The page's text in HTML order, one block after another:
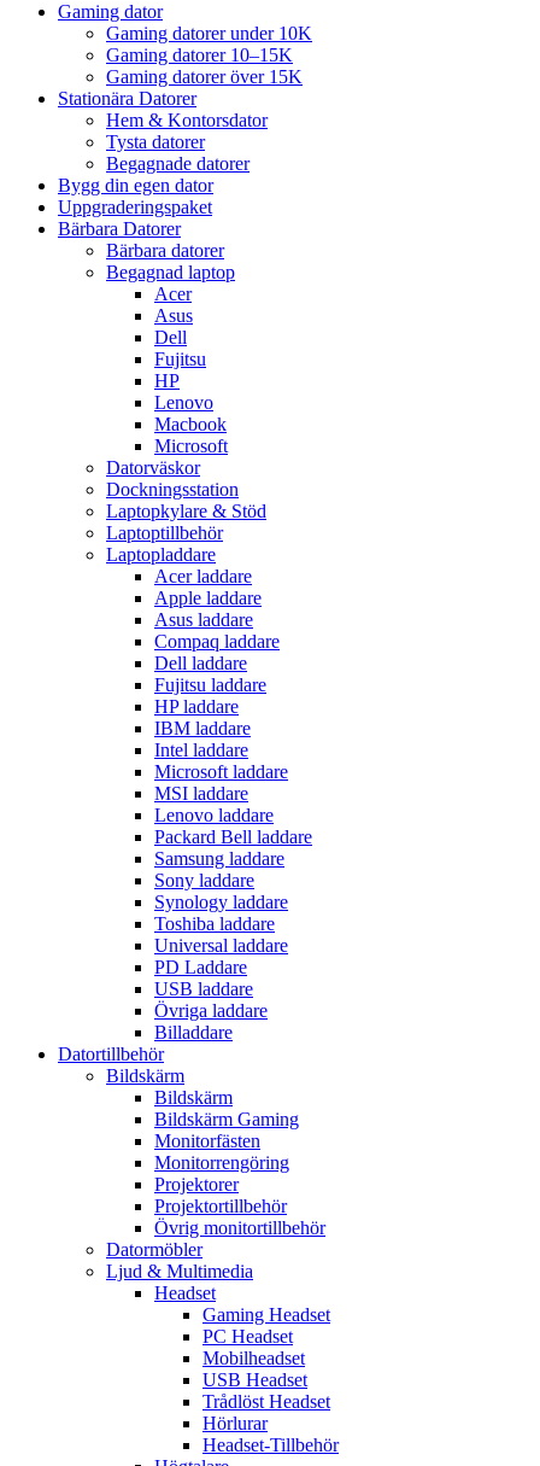
Gaming dator
Gaming datorer under 10K
Gaming datorer 10–15K
Gaming datorer över 15K
Stationära Datorer
Hem & Kontorsdator
Tysta datorer
Begagnade datorer
Bygg din egen dator
Uppgraderingspaket
Bärbara Datorer
Bärbara datorer
Begagnad laptop
Acer
Asus
Dell
Fujitsu
HP
Lenovo
Macbook
Microsoft
Datorväskor
Dockningsstation
Laptopkylare & Stöd
Laptoptillbehör
Laptopladdare
Acer laddare
Apple laddare
Asus laddare
Compaq laddare
Dell laddare
Fujitsu laddare
HP laddare
IBM laddare
Intel laddare
Microsoft laddare
MSI laddare
Lenovo laddare
Packard Bell laddare
Samsung laddare
Sony laddare
Synology laddare
Toshiba laddare
Universal laddare
PD Laddare
USB laddare
Övriga laddare
Billaddare
Datortillbehör
Bildskärm
Bildskärm
Bildskärm Gaming
Monitorfästen
Monitorrengöring
Projektorer
Projektortillbehör
Övrig monitortillbehör
Datormöbler
Ljud & Multimedia
Headset
Gaming Headset
PC Headset
Mobilheadset
USB Headset
Trådlöst Headset
Hörlurar
Headset-Tillbehör